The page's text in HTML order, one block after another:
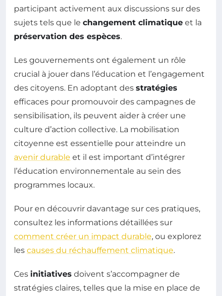
participant activement aux discussions sur des
sujets tels que le changement climatique et la
préservation des espèces.
Les gouvernements ont également un rôle
crucial à jouer dans l’éducation et l’engagement
des citoyens. En adoptant des stratégies
efficaces pour promouvoir des campagnes de
sensibilisation, ils peuvent aider à créer une
culture d’action collective. La mobilisation
citoyenne est essentielle pour atteindre un
avenir durable et il est important d’intégrer
l’éducation environnementale au sein des
programmes locaux.
Pour en découvrir davantage sur ces pratiques,
consultez les informations détaillées sur
comment créer un impact durable, ou explorez
les causes du réchauffement climatique.
Ces initiatives doivent s’accompagner de
stratégies claires, telles que la mise en place de